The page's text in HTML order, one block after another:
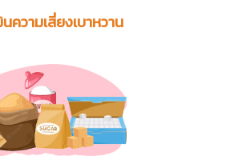
นความเสี่ยงเบาหวาน